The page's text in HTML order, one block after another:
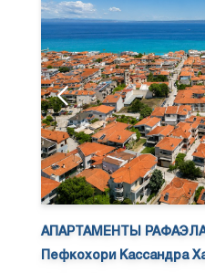
АПАРТАМЕНТЫ
Пефкохори Кассандра